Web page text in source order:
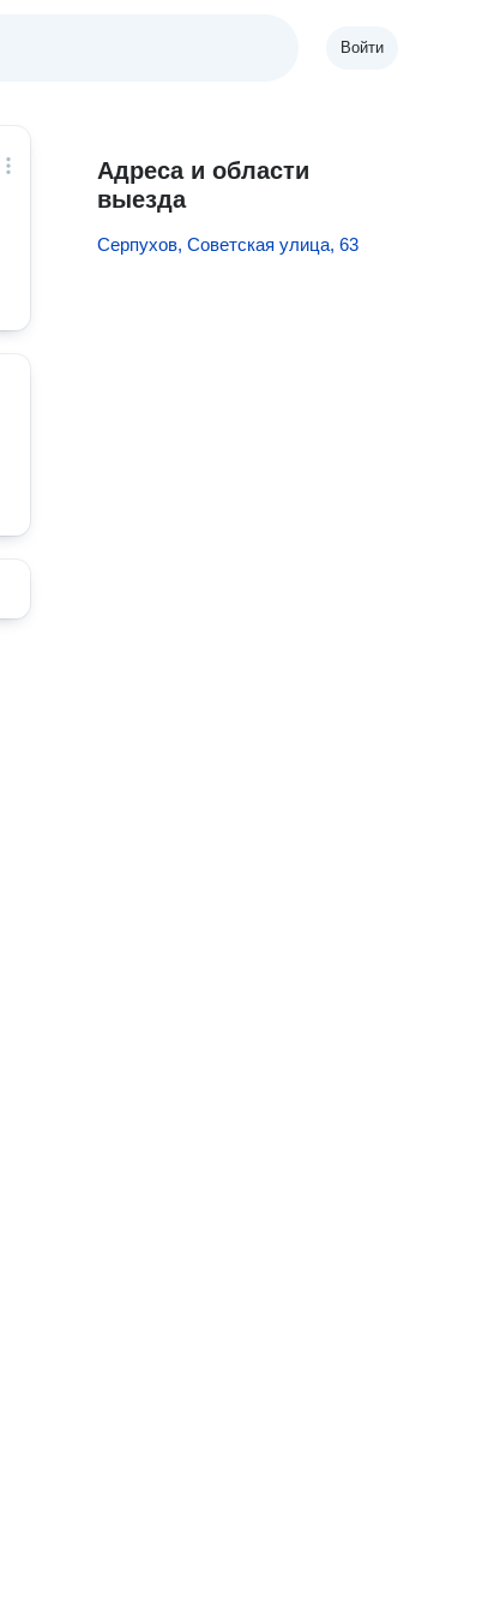
Войти
Адреса и области
выезда
Серпухов, Советская улица, 63